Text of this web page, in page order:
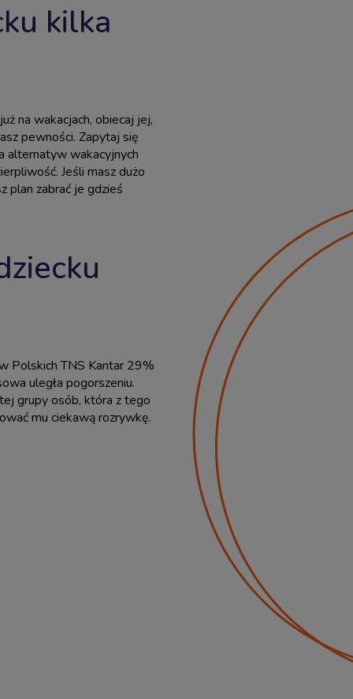
kilka
na wakacjach, obiecaj jej,
pewności. Zapytaj się
alternatyw wakacyjnych
Jeśli masz dużo
plan zabrać je gdzieś
Polskich TNS Kantar 29%
uległa pogorszeniu.
grupy osób, która z tego
mu ciekawą rozrywkę.